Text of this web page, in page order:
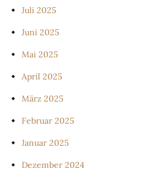
Juli 2025
Juni 2025
Mai 2025
April 2025
März 2025
Februar 2025
Januar 2025
Dezember 2024